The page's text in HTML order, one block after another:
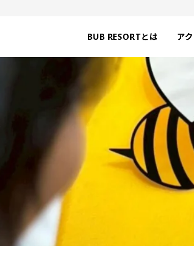
BUB RESORTとは ア